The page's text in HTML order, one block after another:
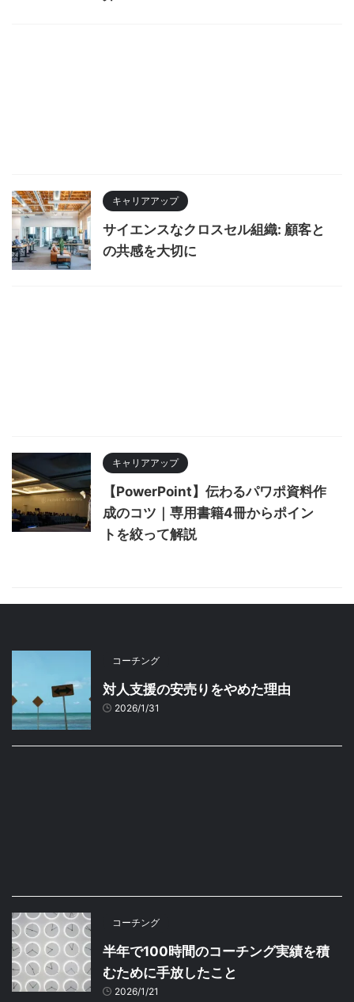
キャリアアップ
サイエンスなクロスセル組織: 顧客と
の共感を大切に
キャリアアップ
【PowerPoint】伝わるパワポ資料作
成のコツ｜専用書籍4冊からポイン
トを絞って解説
コーチング
対人支援の安売りをやめた理由
2026/1/31
コーチング
半年で100時間のコーチング実績を積
むために手放したこと
2026/1/21